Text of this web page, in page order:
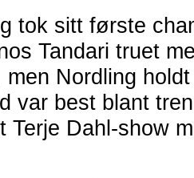
tok sitt første
Tandari truet
men Nordling
var best blant
Terje Dahl-show